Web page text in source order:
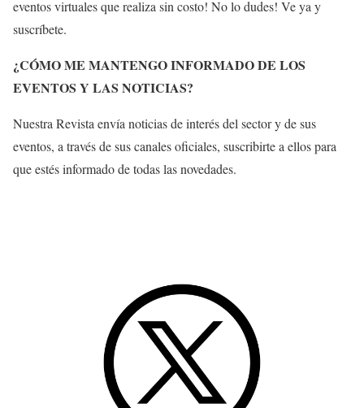
eventos virtuales que realiza sin costo! No lo dudes! Ve ya y
suscríbete.
¿CÓMO ME MANTENGO INFORMADO DE LOS
EVENTOS Y LAS NOTICIAS?
Nuestra Revista envía noticias de interés del sector y de sus
eventos, a través de sus canales oficiales, suscribirte a ellos para
que estés informado de todas las novedades.